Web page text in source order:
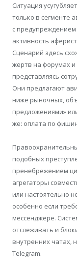
Ситуация
только в сегменте
с
активность
Сценарий здесь
жертв на форумах
представляясь
Они предлагают
ниже рыночных,
предложениями»
же: оплата по
подобных
пренебрежением
агрегаторы
или настоятельно
особенно если
мессенджере.
отслеживать и
внутренних чатах,
Telegram.